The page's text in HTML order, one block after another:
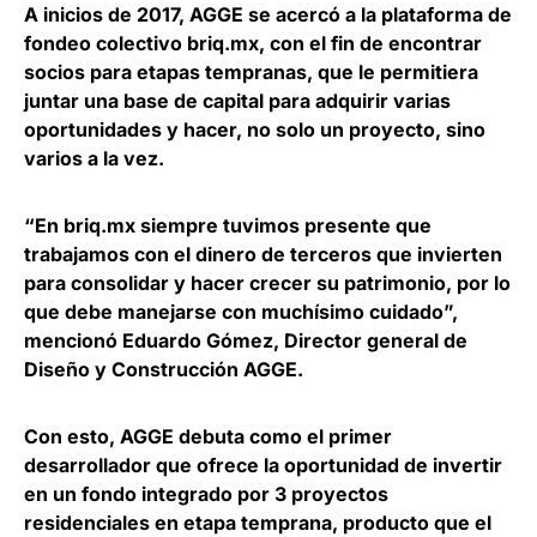
A inicios de 2017, AGGE se acercó a la plataforma de
fondeo colectivo briq.mx, con el fin de encontrar
socios para etapas tempranas, que le permitiera
juntar una base de capital para adquirir varias
oportunidades y hacer, no solo un proyecto, sino
varios a la vez.
“En briq.mx siempre tuvimos presente que
trabajamos con el dinero de terceros que invierten
para consolidar y hacer crecer su patrimonio, por lo
que debe manejarse con muchísimo cuidado”,
mencionó Eduardo Gómez, Director general de
Diseño y Construcción AGGE.
Con esto, AGGE debuta como el primer
desarrollador que ofrece la oportunidad de invertir
en un fondo integrado por 3 proyectos
residenciales en etapa temprana, producto que el